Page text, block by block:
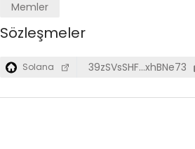
Memler
Sözleşmeler
Solana 39zSVsSHF…xhBNe73